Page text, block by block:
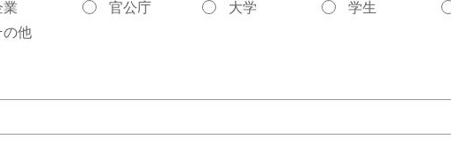
業 官公庁 大学 学生
の他